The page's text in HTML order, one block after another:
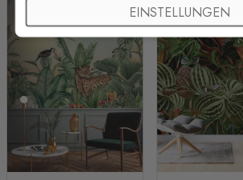
EINSTELLUNGEN